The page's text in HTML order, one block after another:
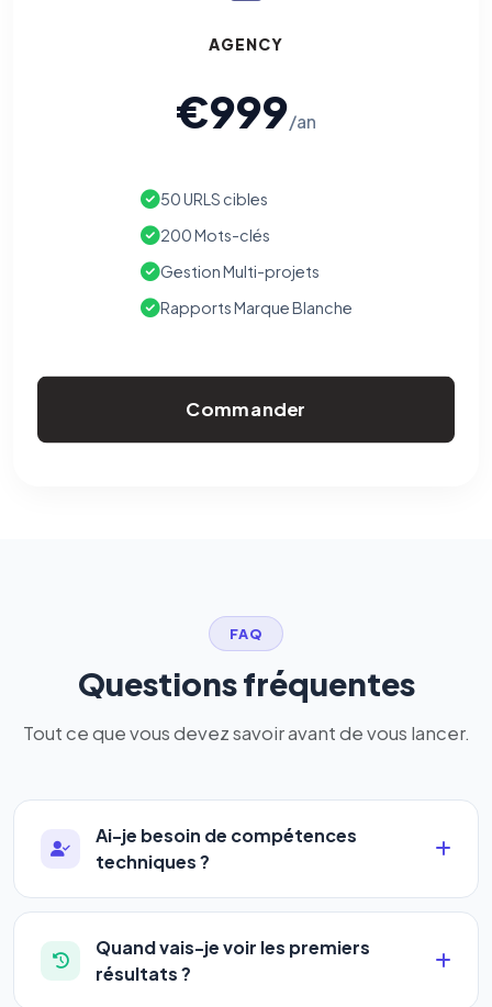
AGENCY
€999/an
50 URLS cibles
200 Mots-clés
Gestion Multi-projets
Rapports Marque Blanche
Commander
FAQ
Questions fréquentes
Tout ce que vous devez savoir avant de vous lancer.
Ai-je besoin de compétences
techniques ?
Absolument pas. Notre logiciel a été conçu pour
être accessible àtous les profils: artisans,
commerçants, auto-entrepreneurs, PME ou
Quand vais-je voir les premiers
résultats ?